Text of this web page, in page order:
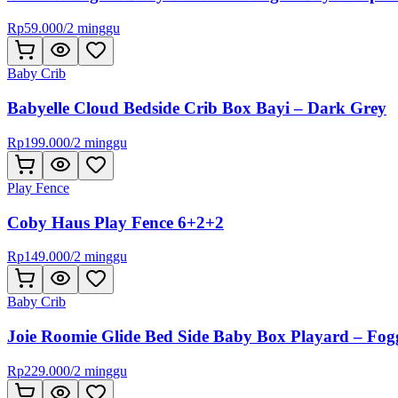
Rp59.000/2 minggu
Baby Crib
Babyelle Cloud Bedside Crib Box Bayi – Dark Grey
Rp199.000/2 minggu
Play Fence
Coby Haus Play Fence 6+2+2
Rp149.000/2 minggu
Baby Crib
Joie Roomie Glide Bed Side Baby Box Playard –
Rp229.000/2 minggu